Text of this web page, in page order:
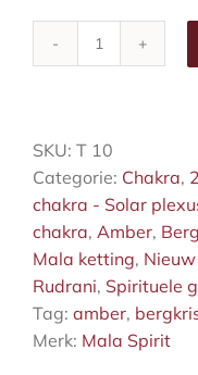
Rudrani
en
kristal
aantal
SKU: T 10
Categorie: Chakra,
chakra - Solar
chakra, Amber,
Mala ketting,
Rudrani, Spirituele
Tag: amber,
Merk: Mala Spirit